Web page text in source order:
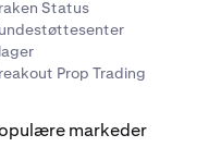
Status
Prop Trading
markeder